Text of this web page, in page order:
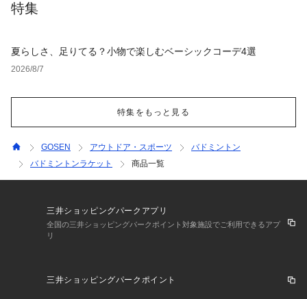
特集
夏らしさ、足りてる？小物で楽しむベーシックコーデ4選
2026/8/7
特集をもっと見る
GOSEN アウトドア・スポーツ
バドミントン
バドミントンラケット
商品一覧
三井ショッピングパークアプリ
全国の三井ショッピングパークポイント対象施設でご利用できるアプ
リ
三井ショッピングパークポイント